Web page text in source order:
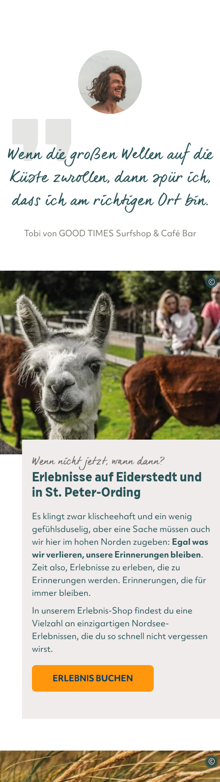
Wenn die großen Wellen auf die
Küste zurollen, dann spür ich,
dass ich am richtigen Ort bin.
Tobi von GOOD TIMES Surfshop & Café Bar
©
Wenn nicht jetzt, wann dann?
Erlebnisse auf Eiderstedt und
in St. Peter-Ording
Es klingt zwar klischeehaft und ein wenig
gefühlsduselig, aber eine Sache müssen auch
wir hier im hohen Norden zugeben: Egal was
wir verlieren, unsere Erinnerungen bleiben.
Zeit also, Erlebnisse zu erleben, die zu
Erinnerungen werden. Erinnerungen, die für
immer bleiben.
In unserem Erlebnis-Shop findest du eine
Vielzahl an einzigartigen Nordsee-
Erlebnissen, die du so schnell nicht vergessen
wirst.
ERLEBNIS BUCHEN
©